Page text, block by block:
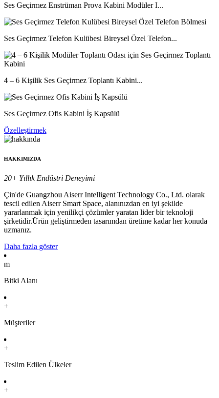
Ses Geçirmez Enstrüman Prova Kabini Modüler I...
Ses Geçirmez Telefon Kulübesi Bireysel Özel Telefon...
4 – 6 Kişilik Ses Geçirmez Toplantı Kabini...
Ses Geçirmez Ofis Kabini İş Kapsülü
Özelleştirmek
HAKKIMIZDA
20+ Yıllık Endüstri Deneyimi
Çin'de Guangzhou Aiserr Intelligent Technology Co., Ltd. olarak
tescil edilen Aiserr Smart Space, alanınızdan en iyi şekilde
yararlanmak için yenilikçi çözümler yaratan lider bir teknoloji
şirketidir.Ürün geliştirmeden tasarımdan üretime kadar her konuda
uzmanız.
Daha fazla göster
m
Bitki Alanı
+
Müşteriler
+
Teslim Edilen Ülkeler
+